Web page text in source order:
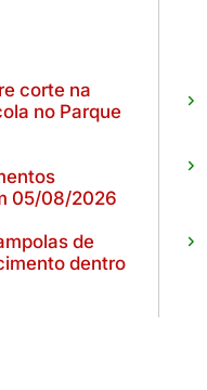
corte na
no Parque
05/08/2026
de
dentro